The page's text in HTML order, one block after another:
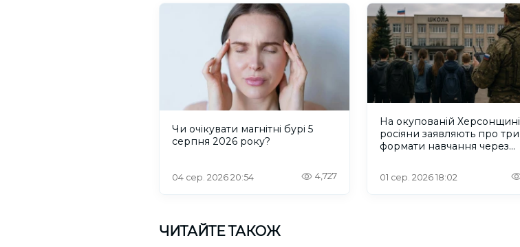
Чи очікувати магнітні бурі 5
серпня 2026 року?
04 сер. 2026 20:54 4,727
На окупованій Херсонщині
росіяни заявляють про три
формати навчання через
01 сер. 2026 18:02
ЧИТАЙТЕ ТАКОЖ